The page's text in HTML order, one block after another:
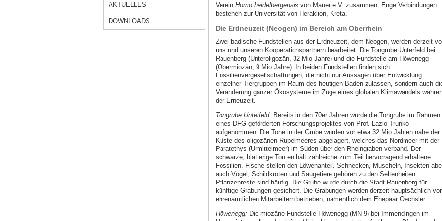
AKTUELLES
DOWNLOADS
Verein Homo heidelbergensis von Mauer e.V. zusammen. Enge Verbindungen
bestehen zur Universität von Heraklion, Kreta.
Die Erdneuzeit (Neogen) im Bereich am Oberrhein
Zwei badische Fundstellen aus der Erdneuzeit, dem Neogen, werden derzeit
uns und unseren Kooperationspartnern bearbeitet: Die Tongrube Unterfeld bei
Rauenberg (Unteroligozän, 32 Mio Jahre) und die Fundstelle am Höwenegg
(Obermiozän, 9 Mio Jahre). In beiden Fundstellen finden sich
Fossilienvergesellschaftungen, die nicht nur Aussagen über Entwicklung
einzelner Tiergruppen im Raum des heutigen Baden zulassen, sondern auch
Veränderung ganzer Ökosysteme im Zuge eines globalen Klimawandels
der Erneuzeit.
Tongrube Unterfeld: Bereits in den 70er Jahren wurde die Tongrube im Rahmen
eines DFG geförderten Forschungsprojektes von Prof. Lazlo Trunkó
aufgenommen. Die Tone in der Grube wurden vor etwa 32 Mio Jahren nahe der
Küste des oligozänen Rupelmeeres abgelagert, welches das Nordmeer mit der
Paratethys (Urmittelmeer) im Süden über den Rheingraben verband. Der
schwarze, blätterige Ton enthält zahlreiche zum Teil hervorragend erhaltene
Fossilien. Fische stellen den Löwenanteil. Schnecken, Muscheln, Insekten
auch Vögel, Schildkröten und Säugetiere gehören zu den Seltenheiten.
Pflanzenreste sind häufig. Die Grube wurde durch die Stadt Rauenberg für
künftige Grabungen gesichert. Die Grabungen werden derzeit hauptsächlich
ehrenamtlichen Mitarbeitern betrieben, namentlich dem Ehepaar Oechsler.
Höwenegg: Die miozäne Fundstelle Höwenegg (MN 9) bei Immendingen im